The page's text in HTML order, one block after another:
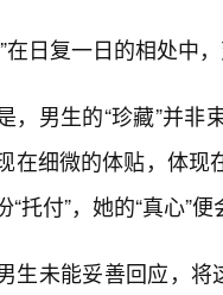
在日复一日的相处中
，男生的“珍藏”并
在细微的体贴，体
“托付”，她的“真心”
生未能妥善回应，